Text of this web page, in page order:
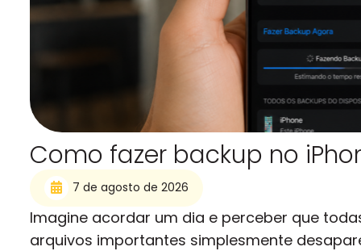
Como fazer backup no
7 de agosto de 2026
Imagine acordar um dia e perceber que
arquivos importantes simplesmente